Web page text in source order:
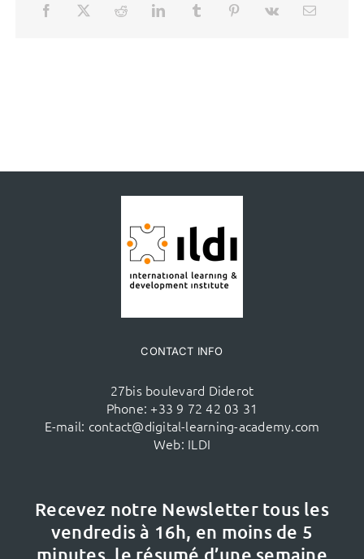
CONTACT INFO
27bis boulevard Diderot
Phone: +33 9 72 42 03 31
E-mail: contact@digital-learning-academy.com
Web: ILDI
Recevez notre Newsletter tous les
vendredis à 16h, en moins de 5
minutes, le résumé d’une semaine